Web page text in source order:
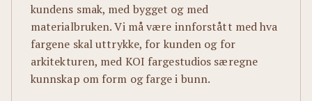
kundens smak, med bygget og med
materialbruken. Vi må være innforstått med hva
fargene skal uttrykke, for kunden og for
arkitekturen, med KOI fargestudios særegne
kunnskap om form og farge i bunn.